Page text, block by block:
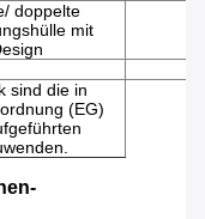
doppelte
mit
sind die in
(EG)